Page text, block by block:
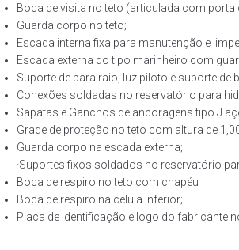
Boca de visita no teto (articulada com
Guarda corpo no teto;
Escada interna fixa para manutenção e
Escada externa do tipo marinheiro com
Suporte de para raio, luz piloto e suporte de
Conexões soldadas no reservatório para
Sapatas e Ganchos de ancoragens tipo J
Grade de proteção no teto com altura de
Guarda corpo na escada externa;
·Suportes fixos soldados no reservatório
Boca de respiro no teto com chapéu
Boca de respiro na célula inferior;
Placa de Identificação e logo do fabricante